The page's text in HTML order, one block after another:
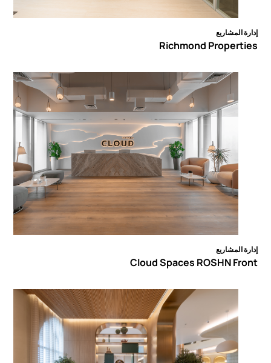
المشاريع
Richmond
المشاريع
Cloud Spaces ROSHN